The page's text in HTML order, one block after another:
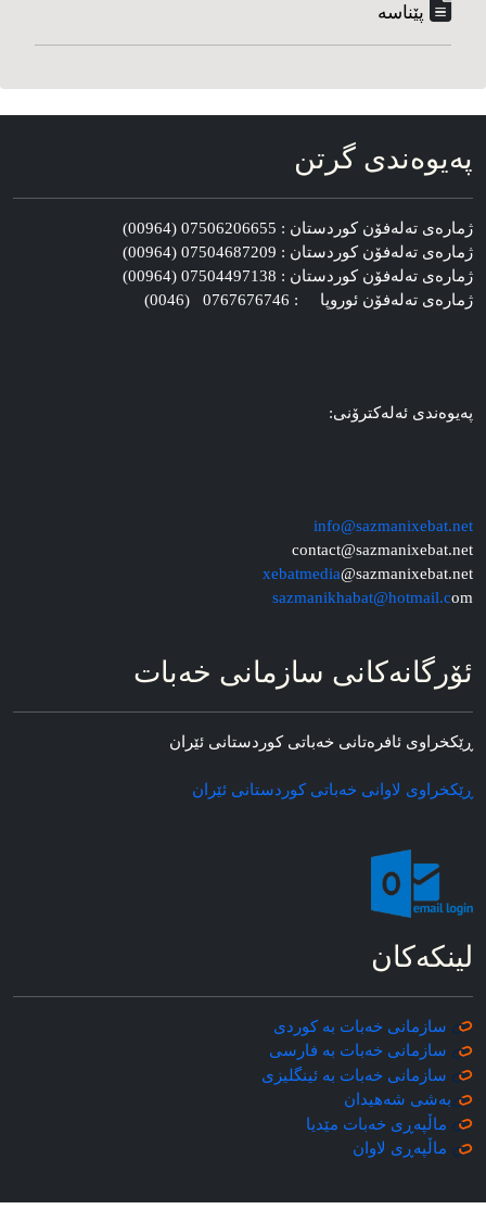
پێناسه‌
په‌یوه‌ندی گرتن
ژماره‌ی ته‌له‌فۆن کوردستان : 07506206655 (00964)
ژماره‌ی ته‌له‌فۆن کوردستان : 07504687209 (00964)
ژماره‌ی ته‌له‌فۆن کوردستان : 07504497138 (00964)
ژماره‌ی ته‌له‌فۆن ئوروپا : 0767676746 (0046)
په‌یوه‌ندی ئه‌له‌کترۆنی:
info@sazmanixebat.net
contact@sazmanixebat.net
xebatmedia@sazmanixebat.net
sazmanikhabat@hotmail.com
ئۆرگانه‌کانی سازمانی خه‌بات
ڕێکخراوی ئافره‌تانی خه‌باتی کوردستانی ئێران
ڕێکخراوی لاوانی خه‌باتی کوردستانی ئێران
لینکه‌کان
سازمانی خه‌بات به کوردی
سازمانی خه‌بات به فارسی
سازمانی خه‌بات به ئینگلیزی
به‌شی شه‌هیدان
ماڵپه‌ڕی خه‌بات مێدیا
ماڵپه‌ڕی لاوان